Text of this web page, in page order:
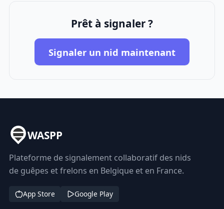
Prêt à signaler ?
Signaler un nid maintenant
WASPP
Plateforme de signalement collaboratif des nids
de guêpes et frelons en Belgique et en France.
App Store Google Play